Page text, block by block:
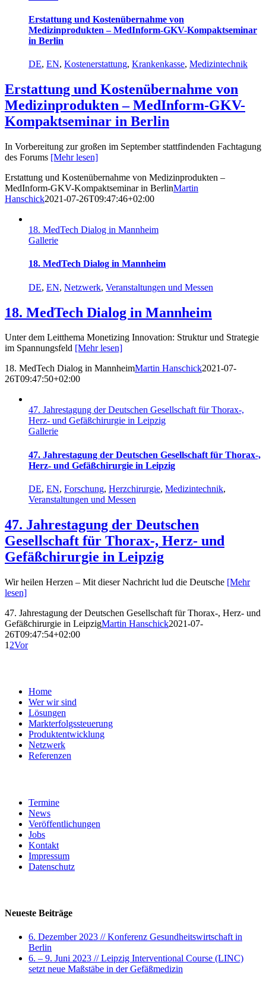
Erstattung und Kostenübernahme von
Medizinprodukten – MedInform-GKV-Kompaktseminar
in Berlin
DE, EN, Kostenerstattung, Krankenkasse, Medizintechnik
Erstattung und Kostenübernahme von
Medizinprodukten – MedInform-GKV-
Kompaktseminar in Berlin
In Vorbereitung zur großen im September stattfindenden Fachtagung
des Forums [Mehr lesen]
Erstattung und Kostenübernahme von Medizinprodukten –
MedInform-GKV-Kompaktseminar in BerlinMartin
Hanschick2021-07-26T09:47:46+02:00
18. MedTech Dialog in Mannheim
Gallerie
18. MedTech Dialog in Mannheim
DE, EN, Netzwerk, Veranstaltungen und Messen
18. MedTech Dialog in Mannheim
Unter dem Leitthema Monetizing Innovation: Struktur und Strategie
im Spannungsfeld [Mehr lesen]
18. MedTech Dialog in MannheimMartin Hanschick2021-07-
26T09:47:50+02:00
47. Jahrestagung der Deutschen Gesellschaft für Thorax-,
Herz- und Gefäßchirurgie in Leipzig
Gallerie
47. Jahrestagung der Deutschen Gesellschaft für Thorax-,
Herz- und Gefäßchirurgie in Leipzig
DE, EN, Forschung, Herzchirurgie, Medizintechnik,
Veranstaltungen und Messen
47. Jahrestagung der Deutschen
Gesellschaft für Thorax-, Herz- und
Gefäßchirurgie in Leipzig
Wir heilen Herzen – Mit dieser Nachricht lud die Deutsche [Mehr
lesen]
47. Jahrestagung der Deutschen Gesellschaft für Thorax-, Herz- und
Gefäßchirurgie in LeipzigMartin Hanschick2021-07-
26T09:47:54+02:00
1 2Vor
Home
Wer wir sind
Lösungen
Markterfolgssteuerung
Produktentwicklung
Netzwerk
Referenzen
Termine
News
Veröffentlichungen
Jobs
Kontakt
Impressum
Datenschutz
Neueste Beiträge
6. Dezember 2023 // Konferenz Gesundheitswirtschaft in
Berlin
6. – 9. Juni 2023 // Leipzig Interventional Course (LINC)
setzt neue Maßstäbe in der Gefäßmedizin